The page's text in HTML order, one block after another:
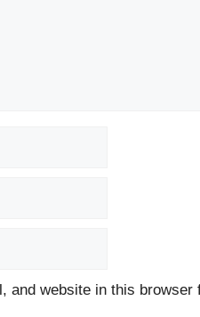
and website in this